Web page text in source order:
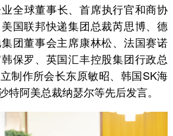
球董事长、首席执行官和商协
国联邦快递集团总裁芮思博、德
团董事会主席康林松、法国赛诺
保罗、英国汇丰控股集团行政总
制作所会长东原敏昭、韩国SK海
特阿美总裁纳瑟尔等先后发言。